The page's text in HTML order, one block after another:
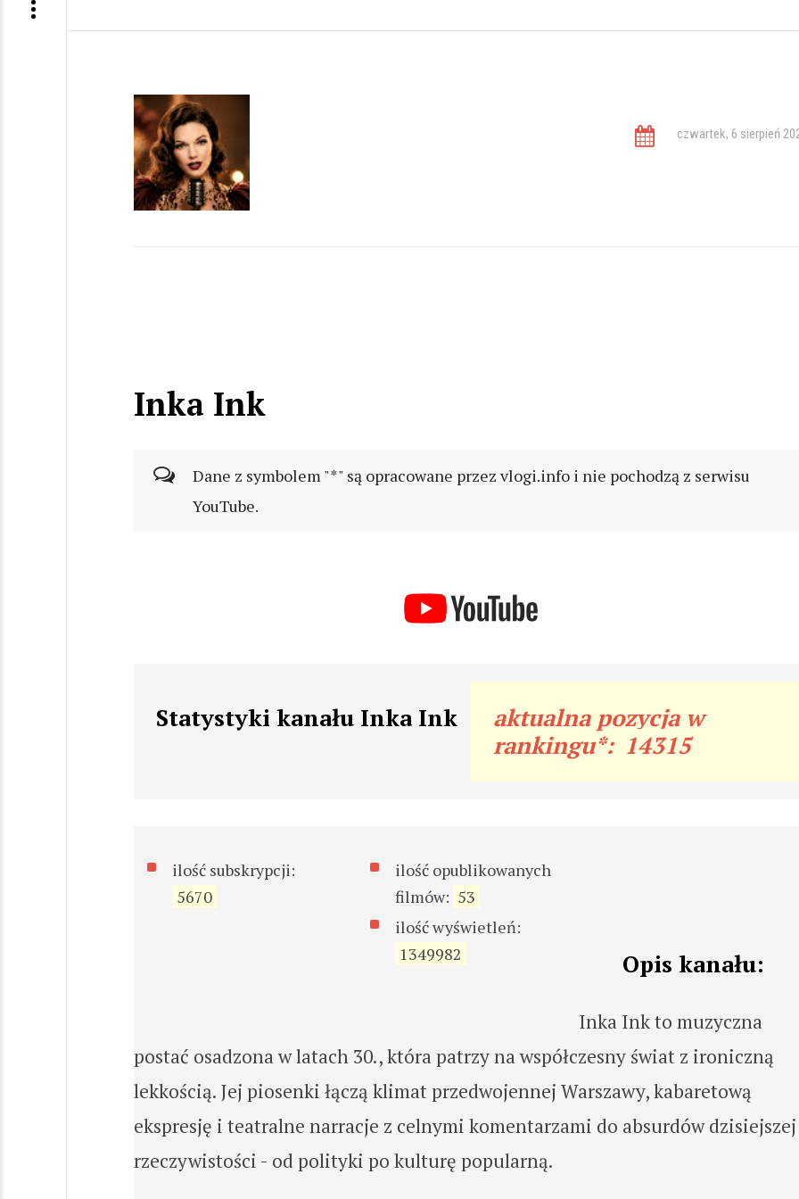
czwartek, 6 sierpień
Inka Ink
Dane z symbolem "*" są opracowane przez vlogi.info i nie pochodzą z serwisu
YouTube.
Statystyki kanału Inka Ink
aktualna pozycja w
rankingu*: 14315
ilość subskrypcji:
5670
ilość opublikowanych
filmów: 53
ilość wyświetleń:
1349982
Opis kanału:
Inka Ink to muzyczna
postać osadzona w latach 30., która patrzy na współczesny świat z ironiczną
lekkością. Jej piosenki łączą klimat przedwojennej Warszawy, kabaretową
ekspresję i teatralne narracje z celnymi komentarzami do absurdów dzisiejszej
rzeczywistości - od polityki po kulturę popularną.